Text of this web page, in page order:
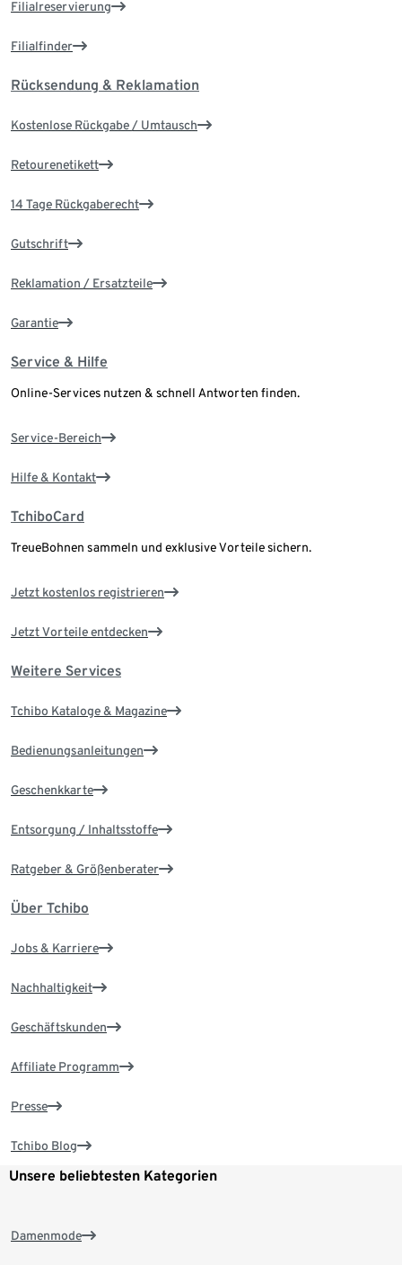
Filialreservierung
Filialfinder
Rücksendung & Reklamation
Kostenlose Rückgabe / Umtausch
Retourenetikett
14 Tage Rückgaberecht
Gutschrift
Reklamation / Ersatzteile
Garantie
Service & Hilfe
Online-Services nutzen & schnell Antworten finden.
Service-Bereich
Hilfe & Kontakt
TchiboCard
TreueBohnen sammeln und exklusive Vorteile sichern.
Jetzt kostenlos registrieren
Jetzt Vorteile entdecken
Weitere Services
Tchibo Kataloge & Magazine
Bedienungsanleitungen
Geschenkkarte
Entsorgung / Inhaltsstoffe
Ratgeber & Größenberater
Über Tchibo
Jobs & Karriere
Nachhaltigkeit
Geschäftskunden
Affiliate Programm
Presse
Tchibo Blog
Unsere beliebtesten Kategorien
Damenmode